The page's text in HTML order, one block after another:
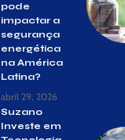
pode
impactar a
segurança
energética
na América
Latina?
abril 29, 2026
Suzano
Investe em